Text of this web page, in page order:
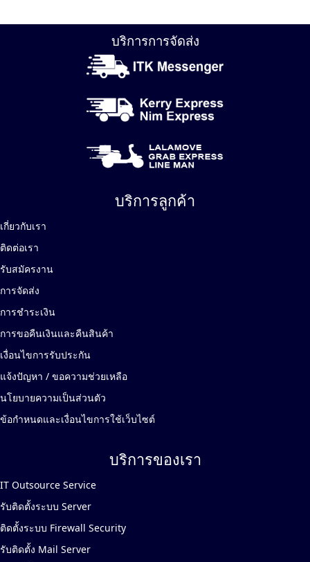
บริการการจัดส่ง
บริการลูกค้า
เกี่ยวกับเรา
ติดต่อเรา
รับสมัครงาน
การจัดส่ง
การชำระเงิน
การขอคืนเงินและคืนสินค้า
เงื่อนไขการรับประกัน
แจ้งปัญหา / ขอความช่วยเหลือ
นโยบายความเป็นส่วนตัว
ข้อกำหนดและเงื่อนไขการใช้เว็บไซต์
บริการของเรา
IT Outsource Service
รับติดตั้งระบบ Server
ติดตั้งระบบ Firewall Security
รับติดตั้ง Mail Server